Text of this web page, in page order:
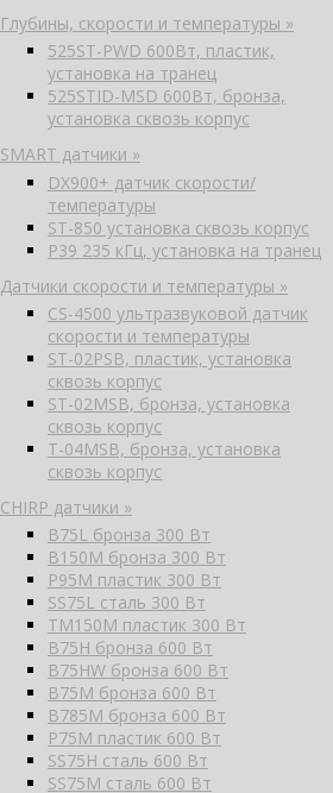
Глубины, скорости и температуры »
525ST-PWD 600Вт, пластик,
установка на транец
525STID-MSD 600Вт, бронза,
установка сквозь корпус
SMART датчики »
DX900+ датчик скорости/
температуры
ST-850 установка сквозь корпус
P39 235 кГц, установка на транец
Датчики скорости и температуры »
CS-4500 ультразвуковой датчик
скорости и температуры
ST-02PSB, пластик, установка
сквозь корпус
ST-02MSB, бронза, установка
сквозь корпус
T-04MSB, бронза, установка
сквозь корпус
CHIRP датчики »
B75L бронза 300 Вт
B150M бронза 300 Вт
P95M пластик 300 Вт
SS75L сталь 300 Вт
TM150M пластик 300 Вт
B75H бронза 600 Вт
B75HW бронза 600 Вт
B75M бронза 600 Вт
B785M бронза 600 Вт
P75M пластик 600 Вт
SS75H сталь 600 Вт
SS75M сталь 600 Вт